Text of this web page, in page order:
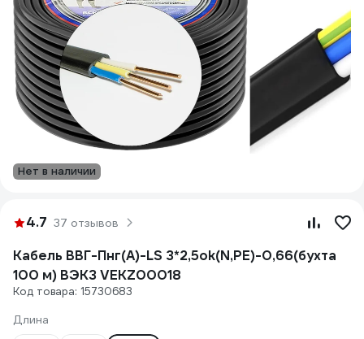
Нет в наличии
4.7 37 отзывов
Кабель ВВГ-Пнг(А)-LS 3*2,5ok(N,PE)-0,66(бухта
100 м) ВЭКЗ VEKZ00018
Код товара: 15730683
Длина